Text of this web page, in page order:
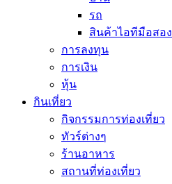
รถ
สินค้าไอทีมือสอง
การลงทุน
การเงิน
หุ้น
กินเที่ยว
กิจกรรมการท่องเที่ยว
ทัวร์ต่างๆ
ร้านอาหาร
สถานที่ท่องเที่ยว